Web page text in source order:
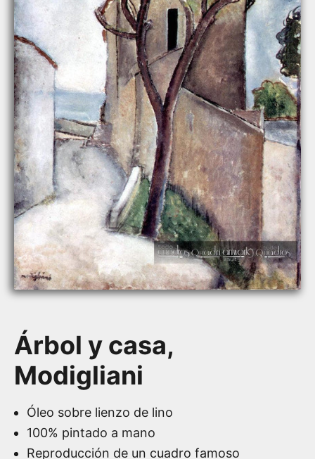
Árbol y casa,
Modigliani
Óleo sobre lienzo de lino
100% pintado a mano
Reproducción de un cuadro famoso